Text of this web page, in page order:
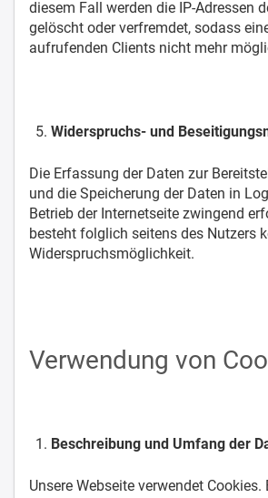
diesem Fall werden die IP-Adressen
gelöscht oder verfremdet, sodass
aufrufenden Clients nicht mehr
Widerspruchs- und
Die Erfassung der Daten zur
und die Speicherung der Daten in
Betrieb der Internetseite zwingend
besteht folglich seitens des Nutzers
Widerspruchsmöglichkeit.
Verwendung von
Beschreibung und Umfang der
Unsere Webseite verwendet Cookies.